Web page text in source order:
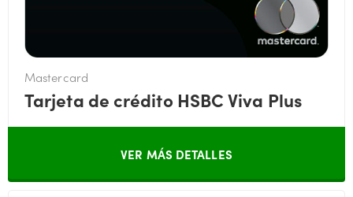
Mastercard
Tarjeta de crédito HSBC Viva Plus
VER MÁS DETALLES